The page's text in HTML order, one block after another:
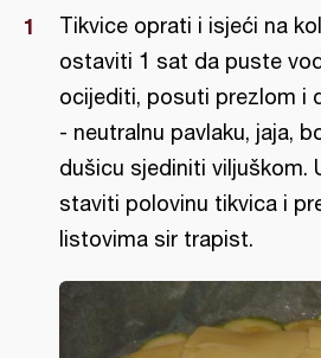
Tikvice oprati i isjeći na
ostaviti 1 sat da puste
ocijediti, posuti prezlom i
- neutralnu pavlaku, jaja,
dušicu sjediniti viljuškom.
staviti polovinu tikvica i
listovima sir trapist.